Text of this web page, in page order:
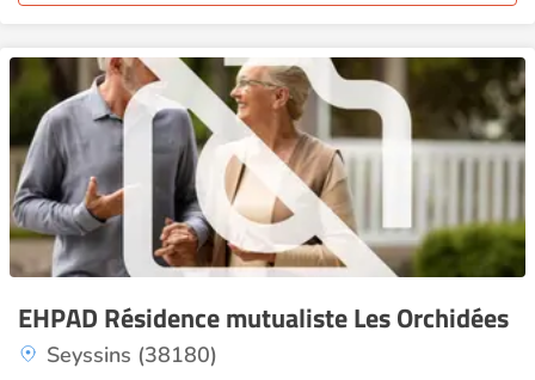
EHPAD Résidence mutualiste Les Orchidées
Seyssins (38180)